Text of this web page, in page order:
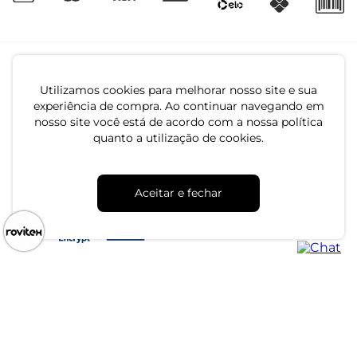
Utilizamos cookies para melhorar nosso site e sua
experiência de compra. Ao continuar navegando em
nosso site você está de acordo com a nossa política
quanto a utilização de cookies.
Aceitar e fechar
CNPJ: 79.233.672/0001-05
Av. Maria Marangoni, 391 - 89129-080 - Luiz Alves - SC